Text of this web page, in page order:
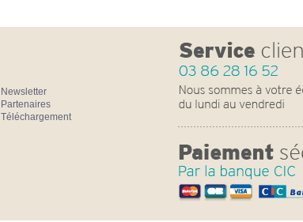
Newsletter
Partenaires
Téléchargement